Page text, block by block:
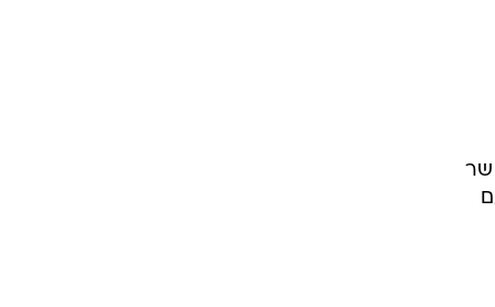
שר